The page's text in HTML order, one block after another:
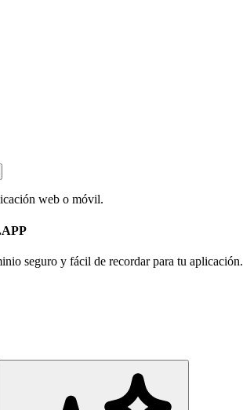
web o móvil.
seguro y fácil de recordar para tu aplicación.